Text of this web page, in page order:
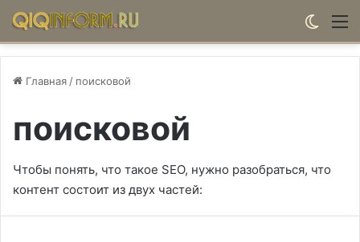
Главная / поисковой
поисковой
Чтобы понять, что такое SEO, нужно разобраться, что
контент состоит из двух частей: